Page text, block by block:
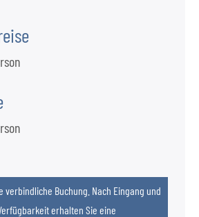
verbindliche Buchung. Nach Eingang und
erhalten Sie eine